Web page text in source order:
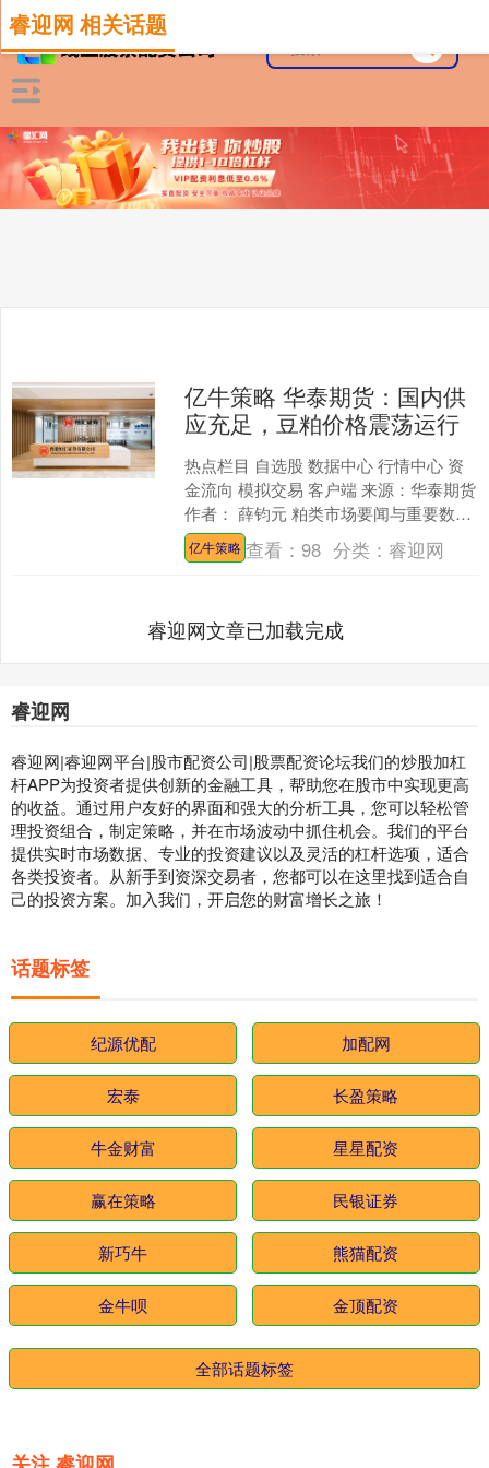
睿迎网 相关话题
亿牛策略 华泰期货：国内供
应充足，豆粕价格震荡运行
热点栏目 自选股 数据中心 行情中心 资
金流向 模拟交易 客户端 来源：华泰期货
作者： 薛钧元 粕类市场要闻与重要数据
期货方面，上周末收盘豆粕2605合约2....
亿牛策略 查看：98 分类：睿迎网
睿迎网文章已加载完成
睿迎网
睿迎网|睿迎网平台|股市配资公司|股票配资论坛我们的炒股加杠
杆APP为投资者提供创新的金融工具，帮助您在股市中实现更高
的收益。通过用户友好的界面和强大的分析工具，您可以轻松管
理投资组合，制定策略，并在市场波动中抓住机会。我们的平台
提供实时市场数据、专业的投资建议以及灵活的杠杆选项，适合
各类投资者。从新手到资深交易者，您都可以在这里找到适合自
己的投资方案。加入我们，开启您的财富增长之旅！
话题标签
纪源优配 加配网
宏泰 长盈策略
牛金财富 星星配资
赢在策略 民银证券
新巧牛 熊猫配资
金牛呗 金顶配资
全部话题标签